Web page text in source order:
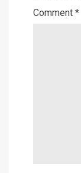
Comment *